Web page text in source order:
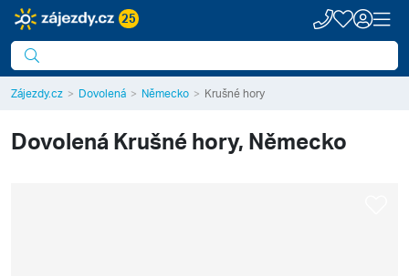
25
Zájezdy.cz Dovolená Německo Krušné hory
Dovolená Krušné hory, Německo